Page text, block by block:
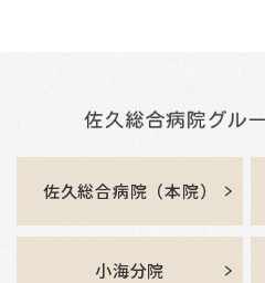
佐久総合病院（本院）
小海分院